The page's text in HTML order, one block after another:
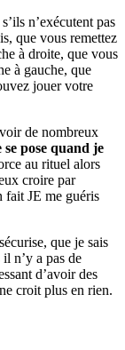
s’ils n’exécutent pas
que vous remettez
à droite, que vous
à gauche, que
jouer votre
de nombreux
pose quand je
au rituel alors
croire par
fait JE me guéris
que je sais
n’y a pas de
d’avoir des
croit plus en rien.